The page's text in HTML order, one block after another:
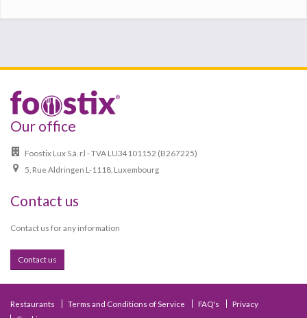
Our office
Foostix Lux S.à. r.l - TVA LU34101152 (B267225)
5, Rue Aldringen L-1118, Luxembourg
Contact us
Contact us for any information
Contact us
Restaurants Terms and Conditions of Service FAQ's
Privacy